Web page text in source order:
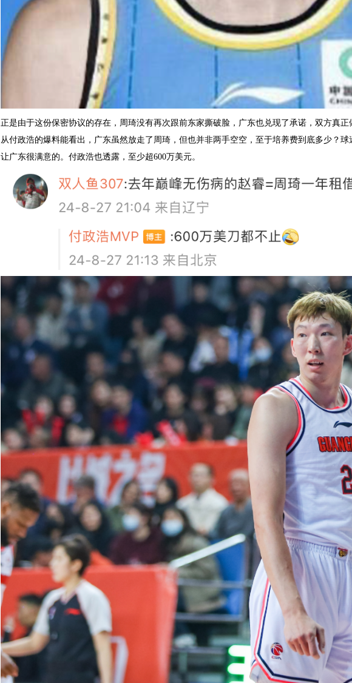
正是由于这份保密协议的存在，周琦没有再次跟前东家撕破脸，广东也兑现了承诺，双方真正
从付政浩的爆料能看出，广东虽然放走了周琦，但也并非两手空空，至于培养费到底多少？
让广东很满意的。付政浩也透露，至少超600万美元。